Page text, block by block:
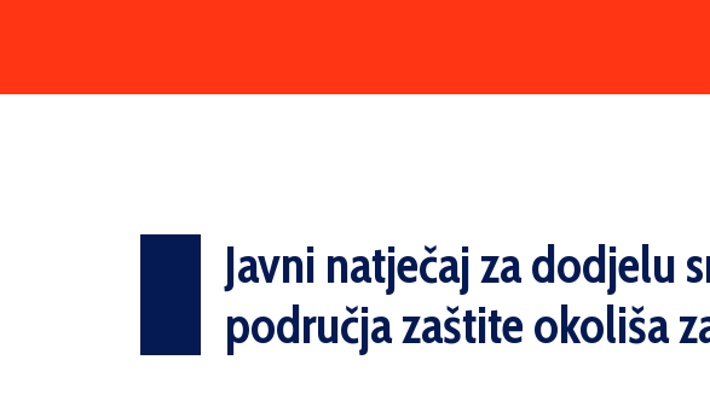
Javni natječaj za dodjelu
područja zaštite okoliša